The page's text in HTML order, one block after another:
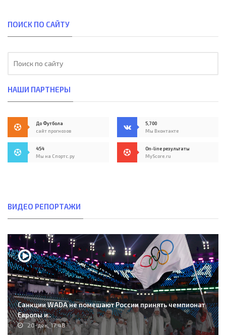
ПОИСК ПО САЙТУ
НАШИ ПАРТНЕРЫ
До Футбола
сайт прогнозов
5,700
Мы Вконтакте
454
Мы на Спортс.ру
On-line результаты
MyScore.ru
ВИДЕО РЕПОРТАЖИ
Санкции WADA не помешают России принять чемпионат
Европы и..
20-дек, 17:48